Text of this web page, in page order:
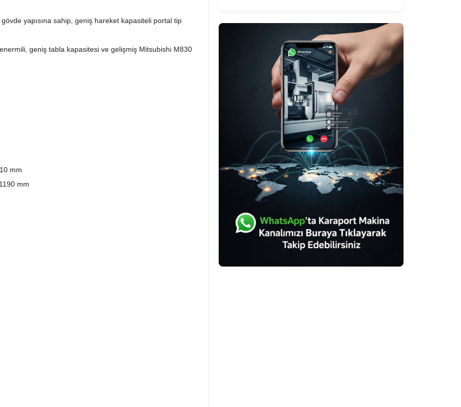
yapısına sahip, geniş hareket kapasiteli portal tip
geniş tabla kapasitesi ve gelişmiş Mitsubishi M830
mm
mm